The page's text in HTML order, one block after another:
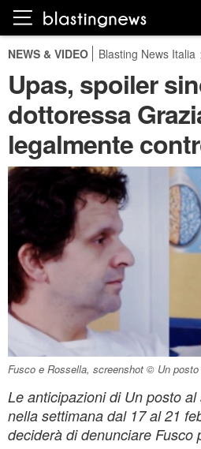
NEWS & VIDEO Blasting News Italia
Upas, spoiler
dottoressa
legalmente
Fusco e Rossella, screenshot © Un posto
Le anticipazioni di Un posto
nella settimana dal 17 al 21
deciderà di denunciare Fusco